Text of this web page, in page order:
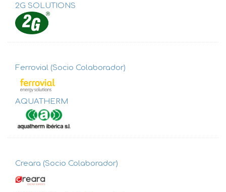
2G SOLUTIONS
Ferrovial (Socio Colaborador)
AQUATHERM
Creara (Socio Colaborador)